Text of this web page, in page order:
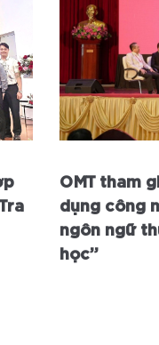
OMT tham
dụng công
ngôn ngữ
học”